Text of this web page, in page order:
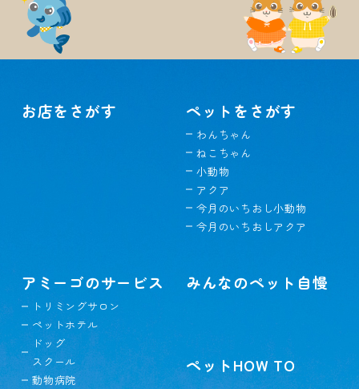
お店をさがす ペットをさがす
わんちゃん
ねこちゃん
小動物
アクア
今月のいちおし小動物
今月のいちおしアクア
アミーゴのサービス
トリミングサロン
ペットホテル
ドッグ
スクール
動物病院
みんなのペット自慢
ペットHOW TO